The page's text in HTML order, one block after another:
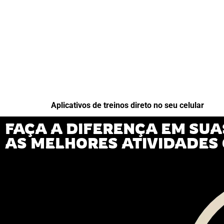
Aplicativos de treinos direto no seu celular
FAÇA A DIFERENÇA EM
AS MELHORES ATIVIDADES